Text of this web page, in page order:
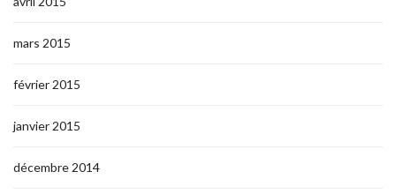
mars 2015
février 2015
janvier 2015
décembre 2014